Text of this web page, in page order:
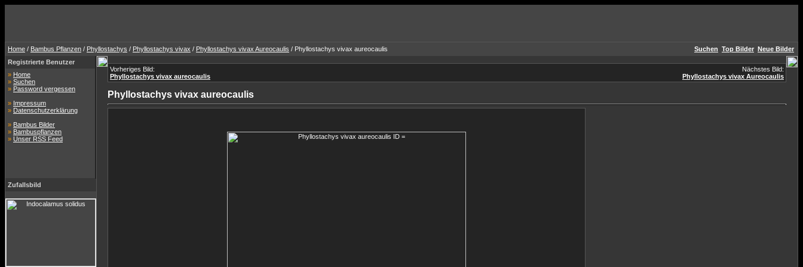
Home / Bambus Pflanzen / Phyllostachys / Phyllostachys vivax / Phyllostachys vivax Aureocaulis / Phyllostachys vivax aureocaulis Suchen Top Bilder Neue Bilder
Registrierte Benutzer
» Home
» Suchen
» Password vergessen
» Impressum
» Datenschutzerklärung
» Bambus Bilder
» Bambuspflanzen
» Unser RSS Feed
Zufallsbild
Vorheriges Bild:
Phyllostachys vivax aureocaulis
Nächstes Bild:
Phyllostachys vivax Aureocaulis
Phyllostachys vivax aureocaulis